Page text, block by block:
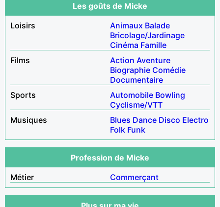
Les goûts de Micke
Loisirs
Animaux Balade
Bricolage/Jardinage
Cinéma Famille
Films
Action Aventure
Biographie Comédie
Documentaire
Sports
Automobile Bowling
Cyclisme/VTT
Musiques
Blues Dance Disco Electro
Folk Funk
Profession de Micke
Métier
Commerçant